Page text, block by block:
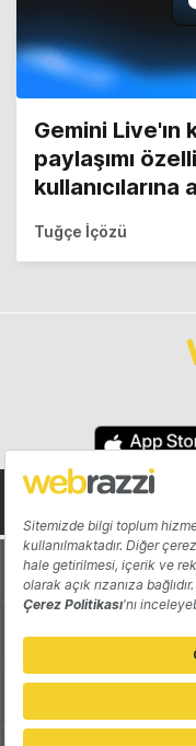
Gemini Live'ın
paylaşımı
kullanıcılarına
Tuğçe İçözü
Hakkında
Katkıda Bulun